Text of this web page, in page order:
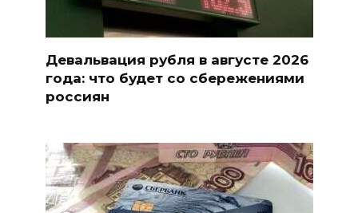
Девальвация рубля в августе 2026
года: что будет со сбережениями
россиян